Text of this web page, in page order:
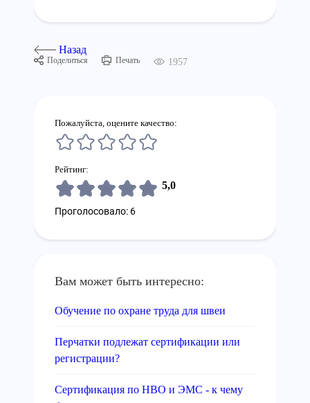
Назад
Поделиться Печать 1957
Пожалуйста, оцените качество:
Рейтинг:
5,0
Проголосовало: 6
Вам может быть интересно:
Обучение по охране труда для швеи
Перчатки подлежат сертификации или
регистрации?
Сертификация по НВО и ЭМС - к чему